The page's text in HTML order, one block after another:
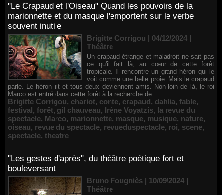
"Le Crapaud et l'Oiseau" Quand les pouvoirs de la
marionnette et du masque l'emportent sur le verbe
souvent inutile
Brigitte Corrigou | 04/12/2024 |
Théâtre
Un crapaud étrange et maladroit ne sait pas
ce qu'il fait là, au cœur de cette forêt
tropicale. Il rencontre un grand héron qui le
voit comme une belle proie. Mais le crapaud
parle. Le héron rit et tous deux deviennent amis. Non loin de là, le roi
Marco est entré dans cette forêt à la recherche de...
Brigitte Corrigou, chariot, conte, crapaud, dahlia, fable,
festival, forêt, gil chauveau, Irène Voyatzis, la revue du
spectacle, Marco, marionnette, masque, musique, nature,
oiseau, revue du spectacle, revueduspectacle, roi, scene,
spectacle, theatre
"Les gestes d'après", du théâtre poétique fort et
bouleversant
Bruno Fougniès | 10/09/2024 |
Théâtre